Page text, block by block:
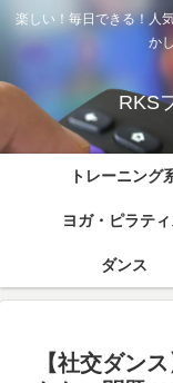
楽しい！毎日できる！人
か
RKS
トレーニング
ヨガ・ピラティ
ダンス
【社交ダン